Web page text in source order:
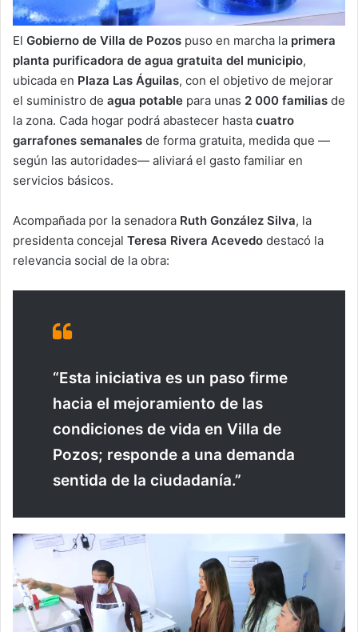
El Gobierno de Villa de Pozos puso en marcha la primera
planta purificadora de agua gratuita del municipio,
ubicada en Plaza Las Águilas, con el objetivo de mejorar
el suministro de agua potable para unas 2 000 familias de
la zona. Cada hogar podrá abastecer hasta cuatro
garrafones semanales de forma gratuita, medida que —
según las autoridades— aliviará el gasto familiar en
servicios básicos.
Acompañada por la senadora Ruth González Silva, la
presidenta concejal Teresa Rivera Acevedo destacó la
relevancia social de la obra:
“Esta iniciativa es un paso firme
hacia el mejoramiento de las
condiciones de vida en Villa de
Pozos; responde a una demanda
sentida de la ciudadanía.”